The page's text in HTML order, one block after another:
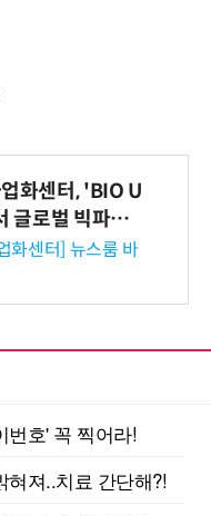
화센터, 'BIO U
글로벌 빅파마
스 미팅 지원…K
진출 교두보 확
화센터] 뉴스룸 바